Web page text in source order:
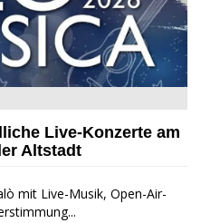
Live-Konzerte am
Altstadt
mit Live-Musik, Open-Air-